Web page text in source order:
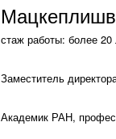
стаж работы: более 20
Заместитель
Академик РАН,